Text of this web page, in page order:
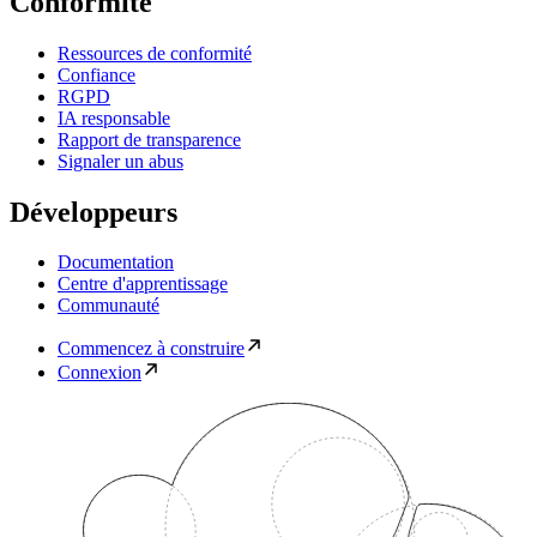
Ressources de conformité
Confiance
RGPD
IA responsable
Rapport de transparence
Signaler un abus
Développeurs
Documentation
Centre d'apprentissage
Communauté
Commencez à construire
Connexion